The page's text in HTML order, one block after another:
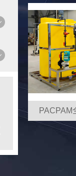
PACPAM